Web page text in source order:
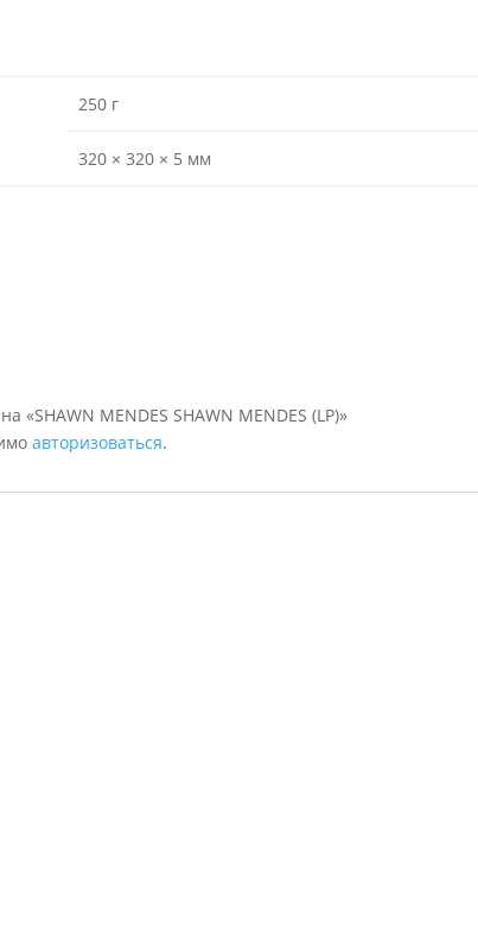
250 г
320 × 320 × 5 мм
«SHAWN MENDES SHAWN MENDES (LP)»
авторизоваться.